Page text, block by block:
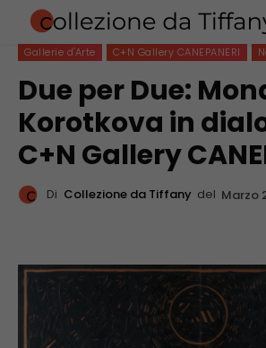
Gallerie d'Arte C+N Gallery CANEPANERI
Due per Due:
Korotkova in
C+N Gallery
Di Collezione da Tiffany del Marzo